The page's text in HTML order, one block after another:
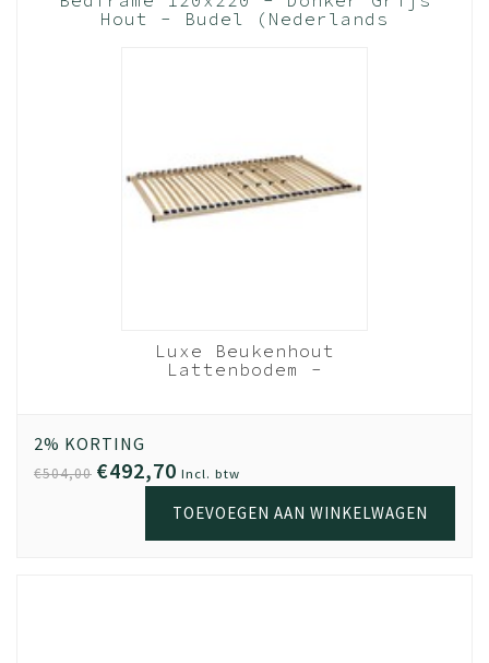
Hout - Budel (Nederlands
Luxe Beukenhout
Lattenbodem -
2% KORTING
€504,00 €492,70 Incl. btw
TOEVOEGEN AAN WINKELWAGEN